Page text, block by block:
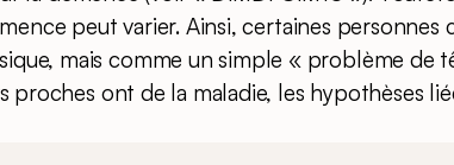
peut varier. Ainsi, certaines personnes
mais comme un simple « problème de
ont de la maladie, les hypothèses